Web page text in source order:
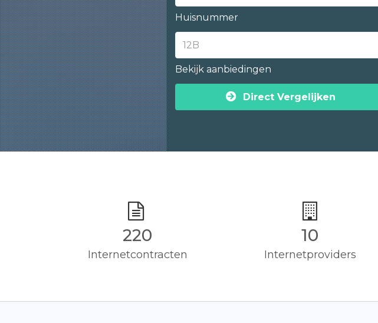
Huisnummer
Bekijk aanbiedingen
Direct Vergelijken
220
Internetcontracten
10
Internetproviders